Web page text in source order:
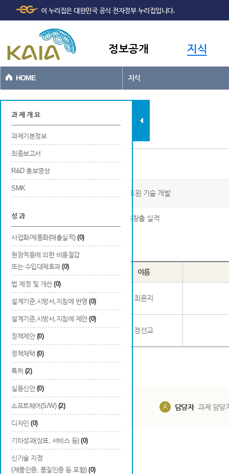
본문바로가기
이 누리집은 대한민국 공식 전자정부 누리집입니다.
정보공개 지식
HOME 지식
과제현황
과 제 개 요
과제기본정보
최종보고서
R&D 홍보영상
SMK
성 과
사업화/제품화(매출실적) (0)
현장적용에 의한 비용절감
또는 수입대체효과 (0)
법 제정 및 개선 (0)
설계기준,시방서,지침에 반영 (0)
설계기준,시방서,지침에 제안 (0)
정책제안 (0)
정책채택 (0)
특허 (2)
실용신안 (0)
소프트웨어(S/W) (2)
디자인 (0)
기타성과(상표, 서비스 등) (0)
신기술 지정
(제품인증, 품질인증 등 포함) (0)
일자리창출
클라우드 기반의 문화재 공간정보 디지털 트윈 기술 개발
※ 연구개발 및 사업화를 위한 연구기관의 고용창출 실적
Total2건
번호 구분 이름
1 일반 최윤지
2 청년 정선교
담당부서 해당 사업실 담당자 과제 담당